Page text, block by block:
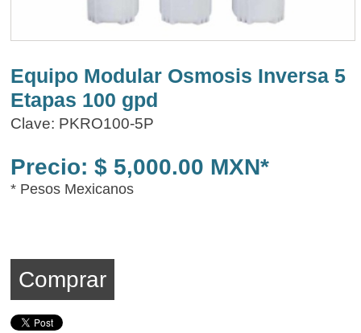
Equipo Modular Osmosis Inversa 5
Etapas 100 gpd
Clave: PKRO100-5P
Precio: $ 5,000.00 MXN*
* Pesos Mexicanos
Comprar